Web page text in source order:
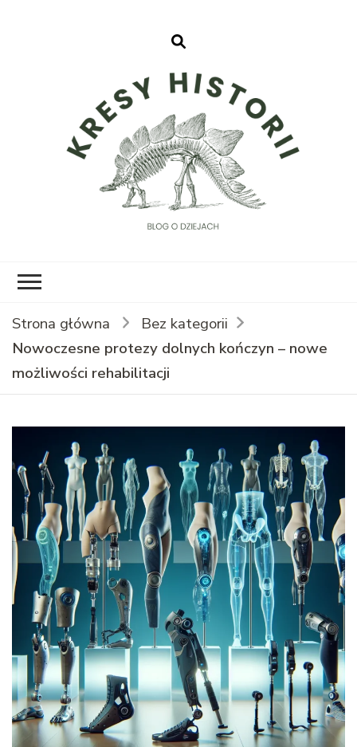
Strona główna
Bez kategorii
Nowoczesne protezy dolnych kończyn – nowe
możliwości rehabilitacji